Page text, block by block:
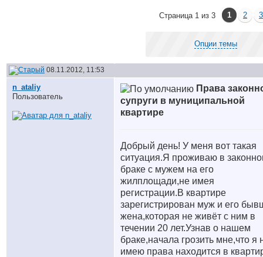
Страница 1 из 3 1 2 3
Опции темы
08.11.2012, 11:53
n_ataliy
Пользователь
Права
супруги в муниципальной
квартире
Добрый день! У меня вот такая
ситуация.Я проживаю в
браке с мужем на его
жилплощади,не имея
регистрации.В квартире
зарегистрирован муж и его
жена,которая не живёт с ним в
течении 20 лет.Узнав о нашем
браке,начала грозить мне,что я
имею права находится в